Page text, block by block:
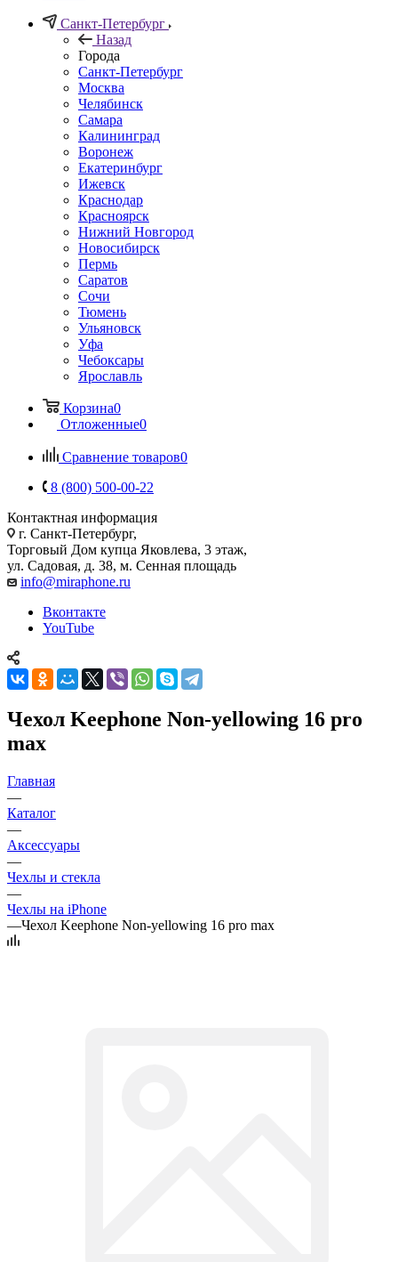
Санкт-Петербург
Назад
Города
Санкт-Петербург
Москва
Челябинск
Самара
Калининград
Воронеж
Екатеринбург
Ижевск
Краснодар
Красноярск
Нижний Новгород
Новосибирск
Пермь
Саратов
Сочи
Тюмень
Ульяновск
Уфа
Чебоксары
Ярославль
Корзина0
Отложенные0
Сравнение товаров0
8 (800) 500-00-22
Контактная информация
г. Санкт-Петербург,
Торговый Дом купца Яковлева, 3 этаж,
ул. Садовая, д. 38, м. Сенная площадь
info@miraphone.ru
Вконтакте
YouTube
Чехол Keephone Non-yellowing 16 pro
max
Главная
—
Каталог
—
Аксессуары
—
Чехлы и стекла
—
Чехлы на iPhone
—Чехол Keephone Non-yellowing 16 pro max